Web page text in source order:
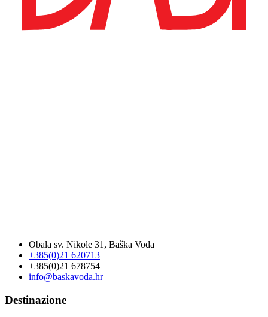
Obala sv. Nikole 31, Baška Voda
+385(0)21 620713
+385(0)21 678754
info@baskavoda.hr
Destinazione